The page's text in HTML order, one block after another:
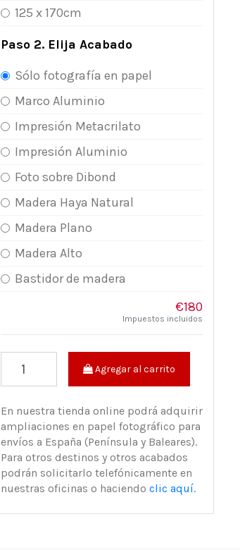
125 x 170cm
Paso 2. Elija Acabado
Sólo fotografía en papel
Marco Aluminio
Impresión Metacrilato
Impresión Aluminio
Foto sobre Dibond
Madera Haya Natural
Madera Plano
Madera Alto
Bastidor de madera
€180
Impuestos incluidos
Agregar al carrito
En nuestra tienda online podrá adquirir
ampliaciones en papel fotográfico para
envíos a España (Península y Baleares).
Para otros destinos y otros acabados
podrán solicitarlo telefónicamente en
nuestras oficinas o haciendo clic aquí.